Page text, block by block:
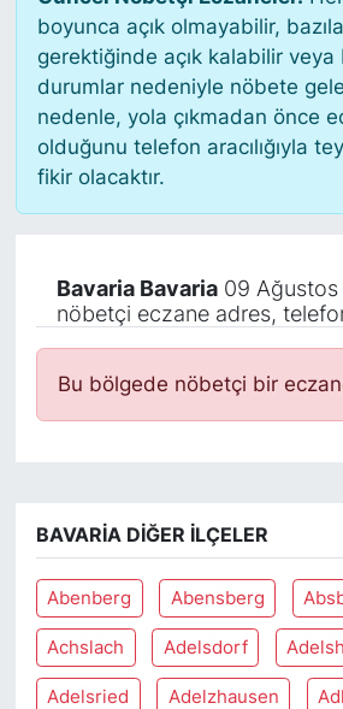
boyunca açık olmayabilir,
gerektiğinde açık kalabilir
durumlar nedeniyle nöbete
nedenle, yola çıkmadan önce
olduğunu telefon aracılığıyla
fikir olacaktır.
Bavaria Bavaria09 Ağustos
nöbetçi eczane adres,
Bu bölgede nöbetçi bir
BAVARIA DIĞER İLÇELER
Abenberg Abensberg
Achslach Adelsdorf
Adelsried Adelzhausen